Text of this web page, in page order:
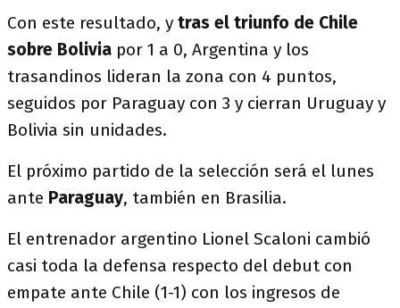
Con este resultado, y tras el triunfo de Chile
sobre Bolivia por 1 a 0, Argentina y los
trasandinos lideran la zona con 4 puntos,
seguidos por Paraguay con 3 y cierran Uruguay y
Bolivia sin unidades.
El próximo partido de la selección será el lunes
ante Paraguay, también en Brasilia.
El entrenador argentino Lionel Scaloni cambió
casi toda la defensa respecto del debut con
empate ante Chile (1-1) con los ingresos de